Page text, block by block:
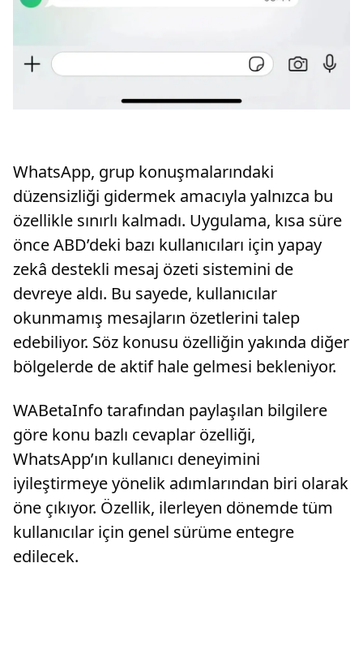
WhatsApp, grup konuşmalarındaki
düzensizliği gidermek amacıyla yalnızca bu
özellikle sınırlı kalmadı. Uygulama, kısa süre
önce ABD’deki bazı kullanıcıları için yapay
zekâ destekli mesaj özeti sistemini de
devreye aldı. Bu sayede, kullanıcılar
okunmamış mesajların özetlerini talep
edebiliyor. Söz konusu özelliğin yakında diğer
bölgelerde de aktif hale gelmesi bekleniyor.
WABetaInfo tarafından paylaşılan bilgilere
göre konu bazlı cevaplar özelliği,
WhatsApp’ın kullanıcı deneyimini
iyileştirmeye yönelik adımlarından biri olarak
öne çıkıyor. Özellik, ilerleyen dönemde tüm
kullanıcılar için genel sürüme entegre
edilecek.